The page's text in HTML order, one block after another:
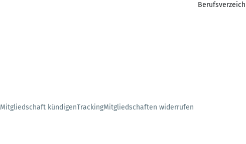
Mitgliedschaft kündigenTrackingMitgliedschaften widerrufen